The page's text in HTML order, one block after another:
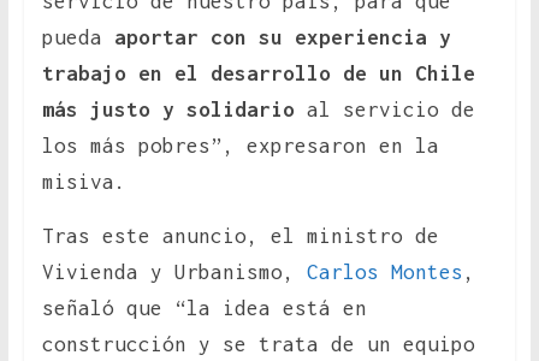
pueda aportar con su experiencia y
trabajo en el desarrollo de un Chile
más justo y solidario al servicio de
los más pobres”, expresaron en la
misiva.
Tras este anuncio, el ministro de
Vivienda y Urbanismo, Carlos Montes ,
señaló que “la idea está en
construcción y se trata de un equipo